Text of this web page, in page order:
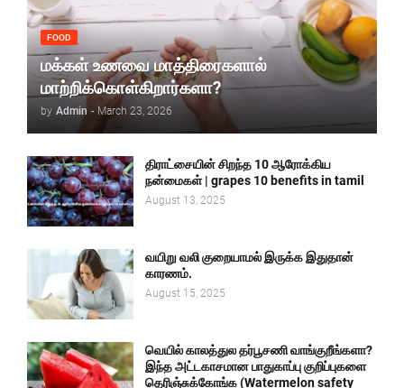
FOOD
மக்கள் உணவை மாத்திரைகளால்
மாற்றிக்கொள்கிறார்களா?
by Admin - March 23, 2026
திராட்சையின் சிறந்த 10 ஆரோக்கிய
நன்மைகள் | grapes 10 benefits in tamil
August 13, 2025
வயிறு வலி குறையாமல் இருக்க இதுதான்
காரணம்.
August 15, 2025
வெயில் காலத்துல தர்பூசணி வாங்குறீங்களா?
இந்த அட்டகாசமான பாதுகாப்பு குறிப்புகளை
தெரிஞ்சுக்கோங்க (Watermelon safety